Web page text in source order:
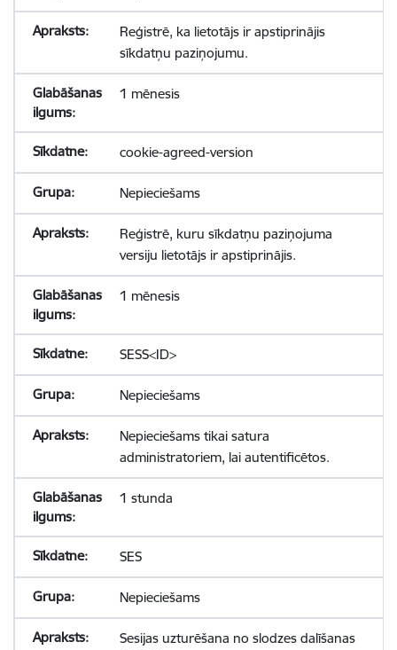
Reģistrē, ka lietotājs ir apstiprinājis
sīkdatņu paziņojumu.
1 mēnesis
cookie-agreed-version
Nepieciešams
Reģistrē, kuru sīkdatņu paziņojuma
versiju lietotājs ir apstiprinājis.
1 mēnesis
SESS<ID>
Nepieciešams
Nepieciešams tikai satura
administratoriem, lai autentificētos.
1 stunda
SES
Nepieciešams
Sesijas uzturēšana no slodzes dalīšanas